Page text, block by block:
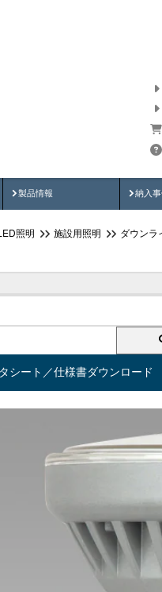
製品情報
製品動画 納入
納
照明 施設用照明 ダウンラ
シート／仕様書ダウンロード